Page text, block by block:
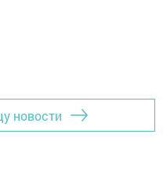
новости